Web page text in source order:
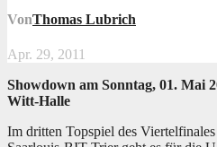
VonThomas Lubrich
Apr. 29, 2011
Showdown am Sonntag, 01. Mai
Witt-Halle
Im dritten Topspiel des